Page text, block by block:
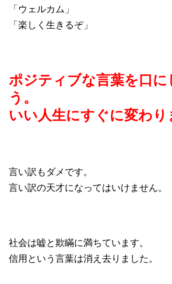
「ウェルカム」
「楽しく生きるぞ」
ポジティブな言葉を口に
う。
いい人生にすぐに変わり
言い訳もダメです。
言い訳の天才になってはいけません。
社会は嘘と欺瞞に満ちています。
信用という言葉は消え去りました。